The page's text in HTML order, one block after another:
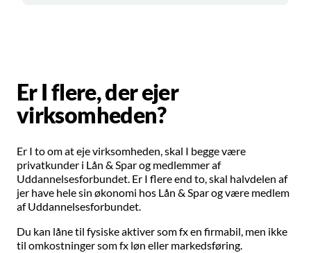
Er I flere, der ejer
virksomheden?
Er I to om at eje virksomheden, skal I begge være
privatkunder i Lån & Spar og medlemmer af
Uddannelsesforbundet. Er I flere end to, skal halvdelen af
jer have hele sin økonomi hos Lån & Spar og være medlem
af Uddannelsesforbundet.
Du kan låne til fysiske aktiver som fx en firmabil, men ikke
til omkostninger som fx løn eller markedsføring.